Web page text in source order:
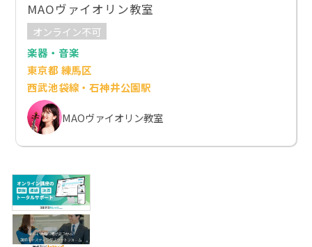
MAOヴァイオリン教室
オンライン不可
楽器・音楽
東京都 練馬区
西武池袋線・石神井公園駅
MAOヴァイオリン教室